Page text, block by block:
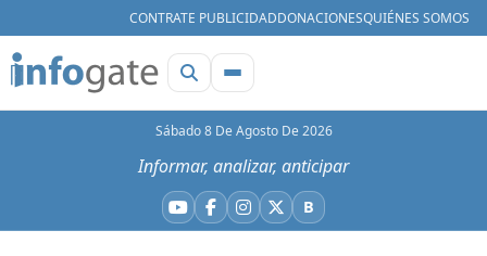
CONTRATE PUBLICIDADDONACIONESQUIÉNES SOMOS
Sábado 8 De Agosto De 2026
Informar, analizar, anticipar
YouTube
Facebook
Instagram
X BBluesky